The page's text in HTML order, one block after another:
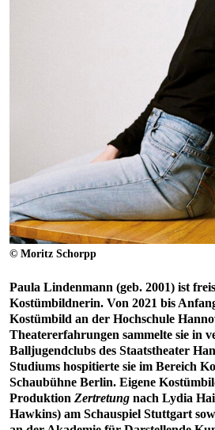
© Moritz Schorpp
Paula Lindenmann (geb. 2001) ist
Kostümbildnerin. Von 2021 bis
Kostümbild an der Hochschule
Theatererfahrungen sammelte sie in
Balljugendclubs des Staatstheater
Studiums hospitierte sie im Bereich
Schaubühne Berlin. Eigene
Produktion Zertretung nach Lydia
Hawkins) am Schauspiel Stuttgart